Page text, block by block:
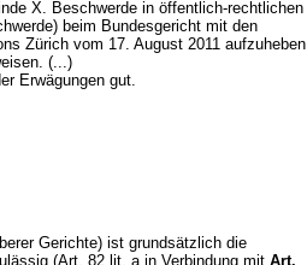
X. Beschwerde in öffentlich-rechtlichen
beim Bundesgericht mit den
Zürich vom 17. August 2011 aufzuheben
(...)
Erwägungen gut.
Gerichte) ist grundsätzlich die
(Art. 82 lit. a in Verbindung mit Art.